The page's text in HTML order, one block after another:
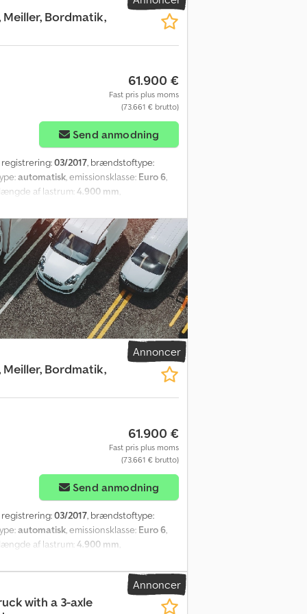
Meiller, Bordmatik,
61.900 €
Fast pris plus moms
(73.661 € brutto)
Send anmodning
03/2017, brændstoftype:
automatisk, emissionsklasse: Euro 6,
af lastrum:4.900 mm,
til anhænger, Duo-Matic
adaptiv fartpilot med
motorbremse, klimaanlæg,
elektriske ruder i fører- og
fartpilot, komfortaffjedret
tryklufthorn på førerhusets tag,
Vores tilbud er generelt uden nyt syn
værksteder! Køretøjet kan være forsynet
gælder. Cedpozri Rtefx Amhoha Vi
os gerne!
Annoncer
Meiller, Bordmatik,
61.900 €
Fast pris plus moms
(73.661 € brutto)
Send anmodning
registrering:03/2017, brændstoftype:
automatisk , emissionsklasse: Euro 6
, længde af lastrum:4.900 mm
til anhænger, Duo-Matic
adaptiv fartpilot, trækkontrol,
varmer, navigationssystem,
Annoncer
with a 3-axle